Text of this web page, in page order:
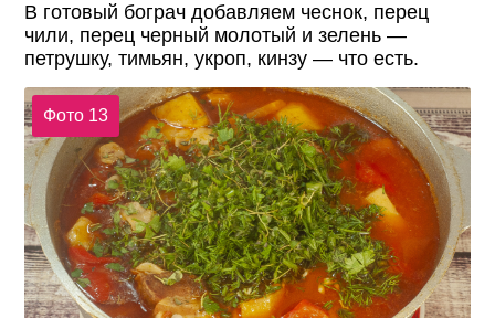
В готовый бограч добавляем чеснок, перец
чили, перец черный молотый и зелень —
петрушку, тимьян, укроп, кинзу — что есть.
Фото 13